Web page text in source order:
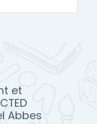
et
Abbes